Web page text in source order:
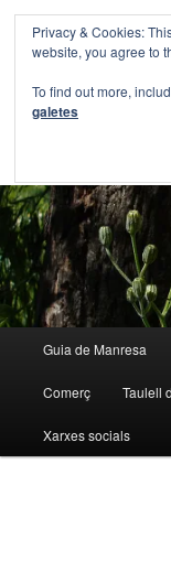
Aneu
contingut
Aneu
contingut
Blog Guia
principal
Guia de Manresa
Comerç Taulell
Xarxes socials
Privacy & Cookies:
website, you agree to
To find out more,
galetes